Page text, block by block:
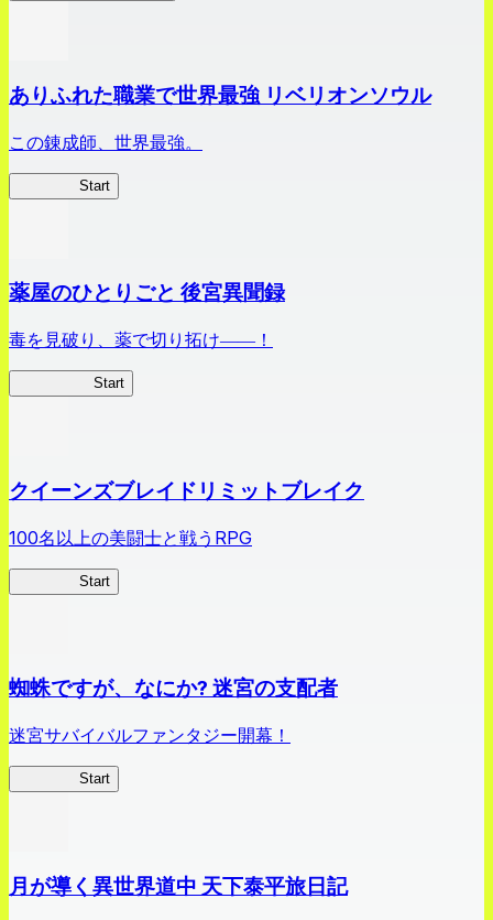
ありふれた職業で世界最強 リベリオンソウル
この錬成師、世界最強。
Start
薬屋のひとりごと 後宮異聞録
毒を見破り、薬で切り拓け――！
Start
クイーンズブレイドリミットブレイク
100名以上の美闘士と戦うRPG
Start
蜘蛛ですが、なにか? 迷宮の支配者
迷宮サバイバルファンタジー開幕！
Start
月が導く異世界道中 天下泰平旅日記